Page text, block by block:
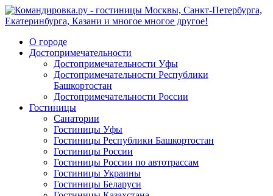
О городе
Достопримечательности
Достопримечательности Уфы
Достопримечательности Республики
Башкортостан
Достопримечательности России
Гостиницы
Санатории
Гостиницы Уфы
Гостиницы Республики Башкортостан
Гостиницы России
Гостиницы России по автотрассам
Гостиницы Украины
Гостиницы Беларуси